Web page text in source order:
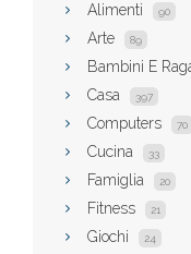
Alimenti 90
Arte 89
Bambini E
Casa 397
Computers 70
Cucina 33
Famiglia 20
Fitness 21
Giochi 24